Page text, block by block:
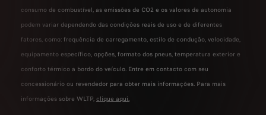
consumo de combustível, as emissões de CO2 e os valores de autonomia
podem variar dependendo das condições reais de uso e de diferentes
fatores, como: frequência de carregamento, estilo de condução, velocidade,
equipamento específico, opções, formato dos pneus, temperatura exterior e
conforto térmico a bordo do veículo. Entre em contacto com seu
concessionário ou revendedor para obter mais informações. Para mais
informações sobre WLTP, clique aqui.